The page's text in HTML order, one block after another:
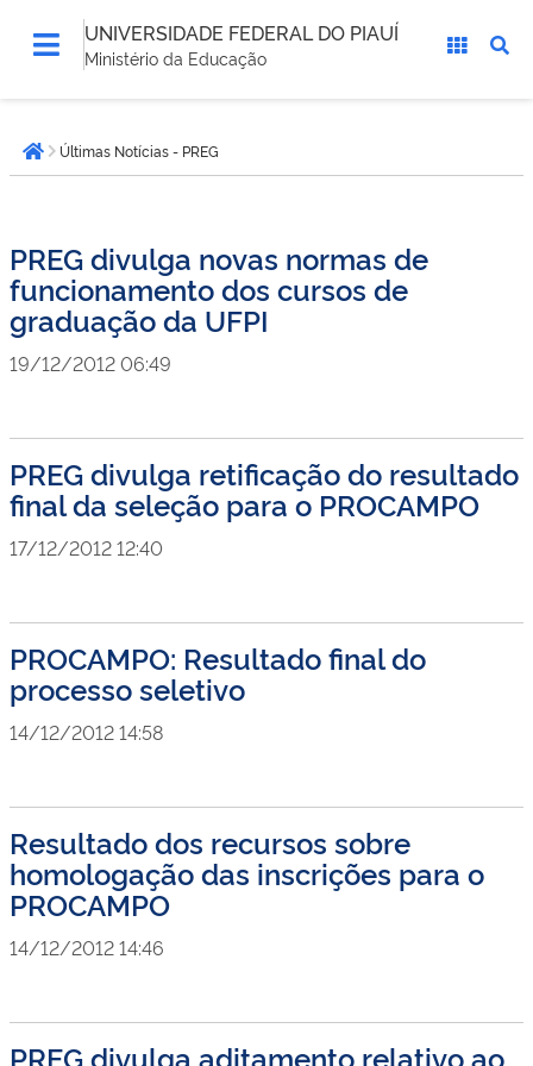
UNIVERSIDADE FEDERAL DO PIAUÍ
Ministério da Educação
está
aqui:Página inicial
Últimas Notícias - PREG
PREG divulga novas normas de
funcionamento dos cursos de
graduação da UFPI
19/12/2012 06:49
PREG divulga retificação do resultado
final da seleção para o PROCAMPO
17/12/2012 12:40
PROCAMPO: Resultado final do
processo seletivo
14/12/2012 14:58
Resultado dos recursos sobre
homologação das inscrições para o
PROCAMPO
14/12/2012 14:46
PREG divulga aditamento relativo ao